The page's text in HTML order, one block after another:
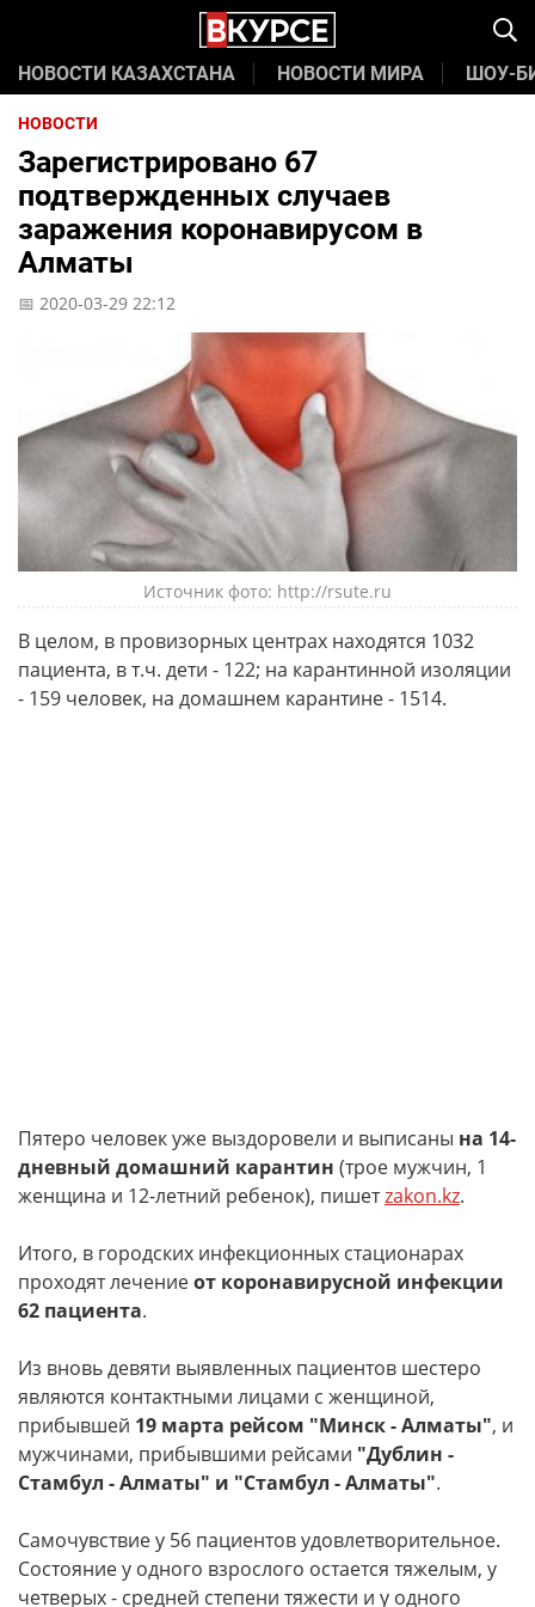
НОВОСТИ КАЗАХСТАНА НОВОСТИ МИРА ШОУ-
НОВОСТИ
Зарегистрировано 67
подтвержденных случаев
заражения коронавирусом в
Алматы
📅 2020-03-29 22:12
Источник фото: http://rsute.ru
В целом, в провизорных центрах находятся 1032
пациента, в т.ч. дети - 122; на карантинной изоляции
- 159 человек, на домашнем карантине - 1514.
Пятеро человек уже выздоровели и выписаны на 14-
дневный домашний карантин (трое мужчин, 1
женщина и 12-летний ребенок), пишетzakon.kz.
Итого, в городских инфекционных стационарах
проходят лечениеот коронавирусной инфекции
62 пациента.
Из вновь девяти выявленных пациентов шестеро
являются контактными лицами с женщиной,
прибывшей 19 марта рейсом "Минск - Алматы", и
мужчинами, прибывшими рейсами "Дублин -
Стамбул - Алматы" и "Стамбул - Алматы".
Самочувствие у 56 пациентов удовлетворительное.
Состояние у одного взрослого остается тяжелым, у
четверых - средней степени тяжести и у одного